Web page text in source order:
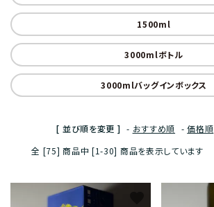
1500ml
3000mlボトル
3000mlバッグインボックス
[ 並び順を変更 ] - おすすめ順 -価格順
全 [75] 商品中 [1-30] 商品を表示しています